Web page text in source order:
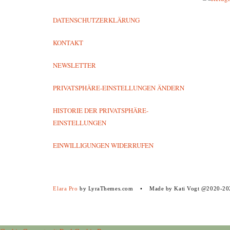
DATENSCHUTZERKLÄRUNG
KONTAKT
NEWSLETTER
PRIVATSPHÄRE-EINSTELLUNGEN ÄNDERN
HISTORIE DER PRIVATSPHÄRE-
EINSTELLUNGEN
EINWILLIGUNGEN WIDERRUFEN
Elara Pro by LyraThemes.com Made by Kati Vogt @2020-